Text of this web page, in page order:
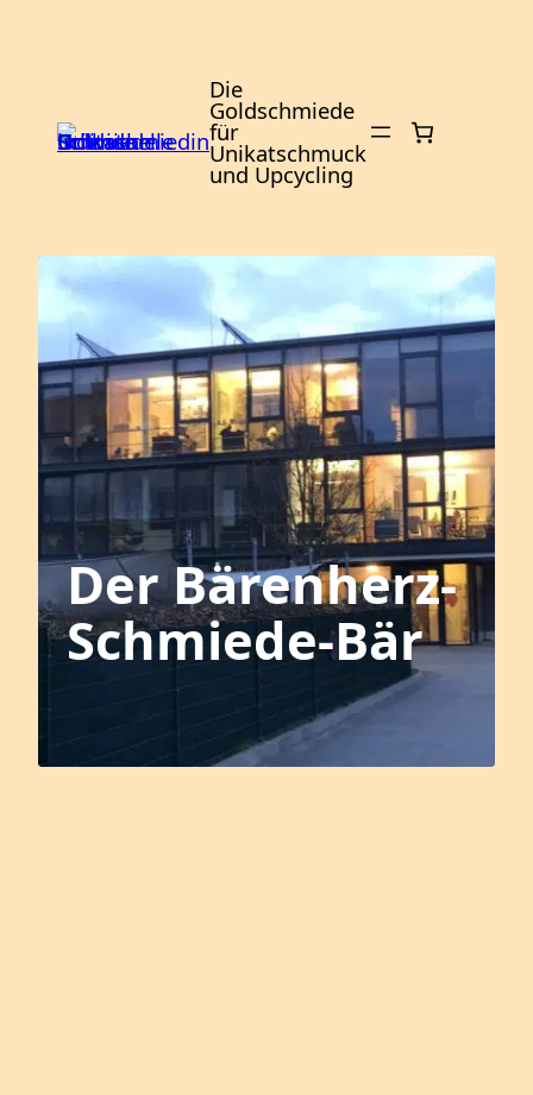
Die
Goldschmiede
für
Unikatschmuck
und Upcycling
Der Bärenherz-
Schmiede-Bär